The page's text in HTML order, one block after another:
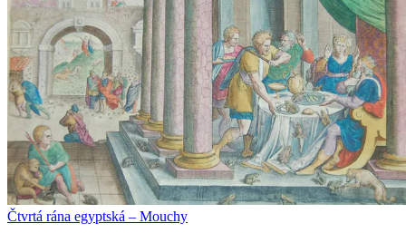
Čtvrtá rána egyptská – Mouchy